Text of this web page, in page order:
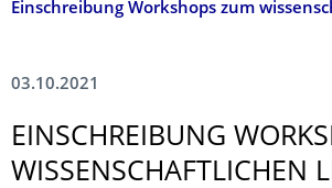
03.10.2021
EINSCHREIBUNG
WISSENSCHAFTLI­CHEN